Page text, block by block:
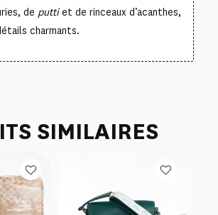
de puttiet de rinceaux d’acanthes,
charmants.
SIMILAIRES